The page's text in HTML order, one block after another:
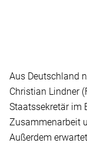
Aus Deutschland
Christian Lindner
Staatssekretär im
Zusammenarbeit
Außerdem